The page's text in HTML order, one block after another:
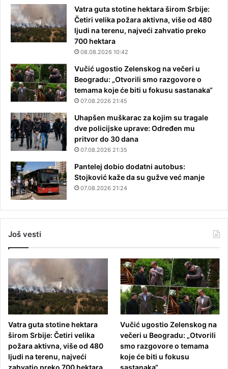
Vatra guta stotine hektara širom Srbije:
Četiri velika požara aktivna, više od 480
ljudi na terenu, najveći zahvatio preko
700 hektara
08.08.2026 10:42
Vučić ugostio Zelenskog na večeri u
Beogradu: „Otvorili smo razgovore o
temama koje će biti u fokusu sastanaka“
07.08.2026 21:45
Uhapšen muškarac za kojim su tragale
dve policijske uprave: Određen mu
pritvor do 30 dana
07.08.2026 21:35
Pantelej dobio dodatni autobus:
Stojković kaže da su gužve već manje
07.08.2026 21:24
Još vesti
Vatra guta stotine hektara
širom Srbije: Četiri velika
požara aktivna, više od 480
ljudi na terenu, najveći
zahvatio preko 700 hektara
Vučić ugostio Zelenskog na
večeri u Beogradu: „Otvorili
smo razgovore o temama
koje će biti u fokusu
sastanaka“